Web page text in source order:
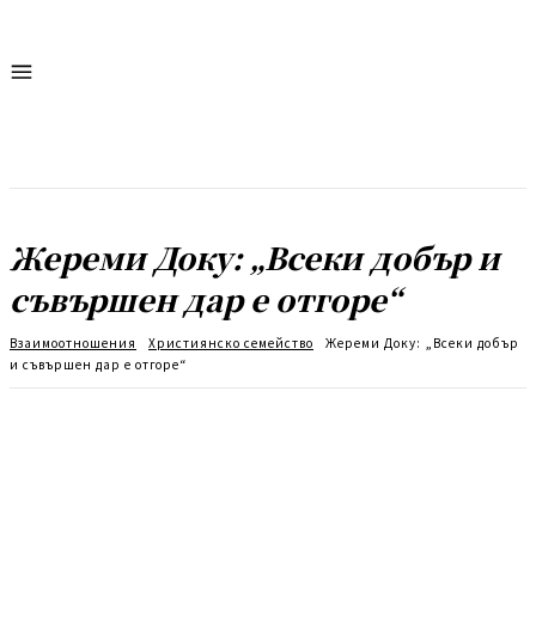
Жереми Доку: „Всеки добър и
съвършен дар е отгоре“
Взаимоотношения Християнско семейство
Жереми Доку: „Всеки добър
и съвършен дар е отгоре“